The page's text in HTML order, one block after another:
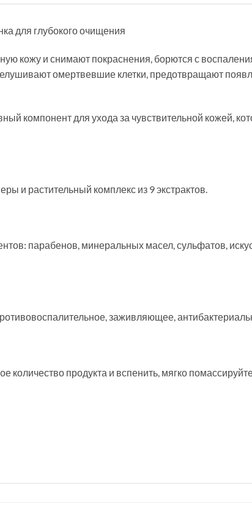
для глубокого очищения
кожу и снимают покраснения, борются с
омертвевшие клетки, предотвращают
компонент для ухода за чувствительной кожей,
и растительный комплекс из 9 экстрактов.
парабенов, минеральных масел, сульфатов,
заживляющее,
количество продукта и вспенить, мягко